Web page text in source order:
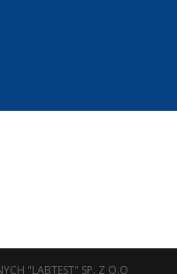
"LABTEST" SP. Z O.O